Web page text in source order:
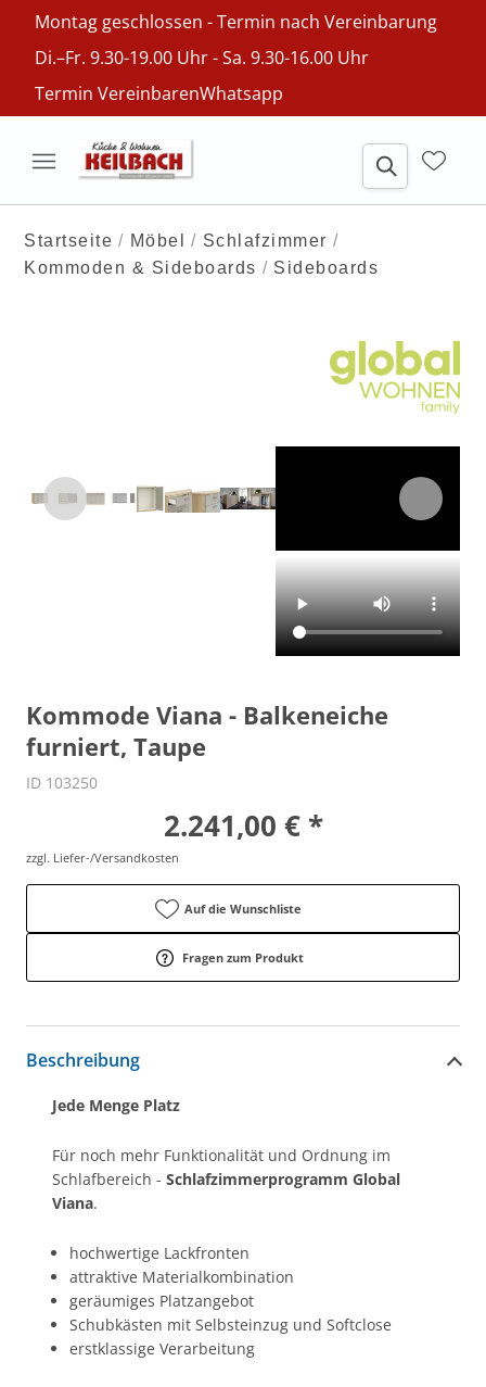
Montag geschlossen - Termin nach Vereinbarung
Di.–Fr. 9.30-19.00 Uhr - Sa. 9.30-16.00 Uhr
Termin VereinbarenWhatsapp
Startseite Möbel
Schlafzimmer
Kommoden & Sideboards
Sideboards
Kommode Viana - Balkeneiche
furniert, Taupe
ID 103250
2.241,00 € *
zzgl. Liefer-/Versandkosten
Auf die Wunschliste
Fragen zum Produkt
Beschreibung
Jede Menge Platz
Für noch mehr Funktionalität und Ordnung im
Schlafbereich - Schlafzimmerprogramm Global
Viana.
hochwertige Lackfronten
attraktive Materialkombination
geräumiges Platzangebot
Schubkästen mit Selbsteinzug und Softclose
erstklassige Verarbeitung